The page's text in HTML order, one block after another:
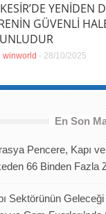
YENİDEN
GÜVENLİ
winworld - 28/10/2025
En Son
Pencere, Kapı
66 Binden Fazla
Sektörünün